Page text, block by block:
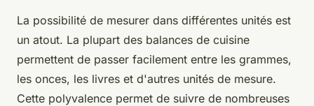
La possibilité de mesurer dans différentes unités est
un atout. La plupart des balances de cuisine
permettent de passer facilement entre les grammes,
les onces, les livres et d'autres unités de mesure.
Cette polyvalence permet de suivre de nombreuses